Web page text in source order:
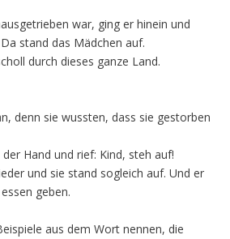
war, ging er hinein und
stand das Mädchen auf.
durch dieses ganze Land.
denn sie wussten, dass sie gestorben
Hand und rief: Kind, steh auf!
und sie stand sogleich auf. Und er
geben.
aus dem Wort nennen, die